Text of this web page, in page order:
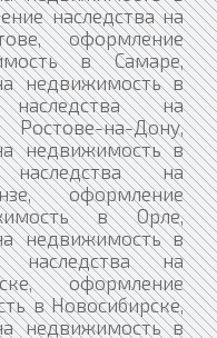
наследства на
оформление
в Самаре,
недвижимость в
на
на-Дону,
недвижимость в
на
оформление
в Орле,
недвижимость в
наследства на
оформление
в Новосибирске,
недвижимость в